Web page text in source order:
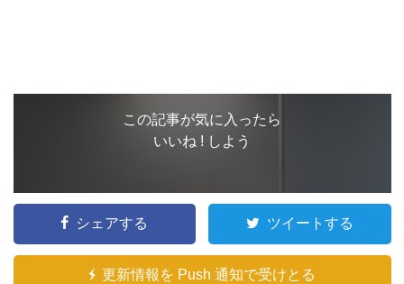
この記事が気に入ったら
いいね ! しよう
シェアする ツイートする
更新情報を Push 通知で受けとる